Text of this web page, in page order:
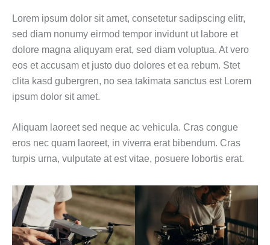
Lorem ipsum dolor sit amet, consetetur sadipscing elitr,
sed diam nonumy eirmod tempor invidunt ut labore et
dolore magna aliquyam erat, sed diam voluptua. At vero
eos et accusam et justo duo dolores et ea rebum. Stet
clita kasd gubergren, no sea takimata sanctus est Lorem
ipsum dolor sit amet.
Aliquam laoreet sed neque ac vehicula. Cras congue
eros nec quam laoreet, in viverra erat bibendum. Cras
turpis urna, vulputate at est vitae, posuere lobortis erat.